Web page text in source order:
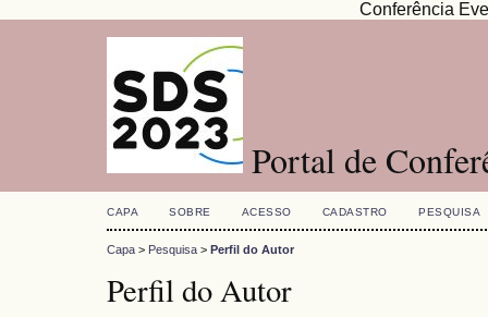
Conferência
Portal de
CAPA SOBRE ACESSO CADASTRO PESQUISA
Capa > Pesquisa > Perfil do Autor
Perfil do Autor